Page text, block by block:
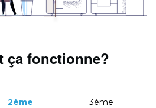
ça fonctionne?
2ème
3ème